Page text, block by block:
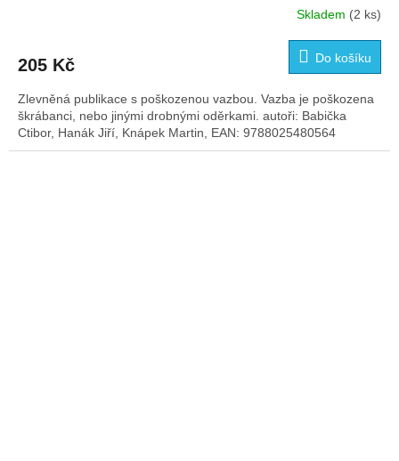
Skladem (2 ks)
205 Kč Do košíku
Zlevněná publikace s poškozenou vazbou. Vazba je poškozena
škrábanci, nebo jinými drobnými oděrkami. autoři: Babička
Ctibor, Hanák Jiří, Knápek Martin, EAN: 9788025480564